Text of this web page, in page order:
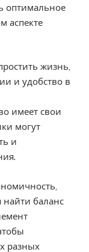
оптимальное
аспекте
жизнь,
и удобство в
имеет свои
могут
и
найти баланс
разных